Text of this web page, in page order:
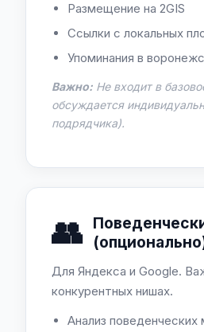
Размещение на 2GIS
Ссылки с локальных
Упоминания в
Важно: Не входит в
обсуждается
подрядчика).
👥
Для Яндекса и Google.
конкурентных нишах.
Анализ поведенческих